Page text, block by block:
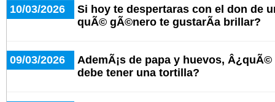
10/03/2026
Si hoy te despertaras con el don de
quÃ© gÃ©nero te gustarÃ­a brillar?
09/03/2026
AdemÃ¡s de papa y huevos,
debe tener una tortilla?